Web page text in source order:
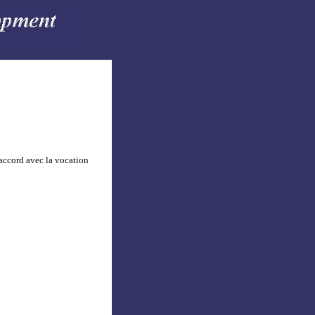
avec la vocation